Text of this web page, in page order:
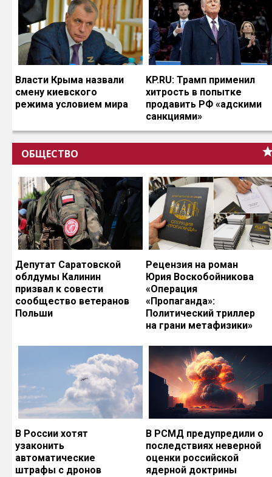
Власти Крыма назвали
смену киевского
режима условием мира
KP.RU: Трамп применил
хитрость в попытке
продавить РФ «адскими
санкциями»
ОБЩЕСТВО
Депутат Саратовской
облдумы Калинин
призвал к совести
сообщество ветеранов
Польши
Рецензия на роман
Юрия Воскобойникова
«Операция
«Пропаганда»:
Политический триллер
на грани метафизики»
В России хотят
узаконить
автоматические
штрафы с дронов
В РСМД предупредили о
последствиях неверной
оценки российской
ядерной доктрины